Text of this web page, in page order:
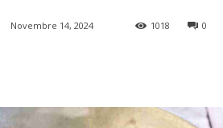
Novembre 14, 2024 0
1018